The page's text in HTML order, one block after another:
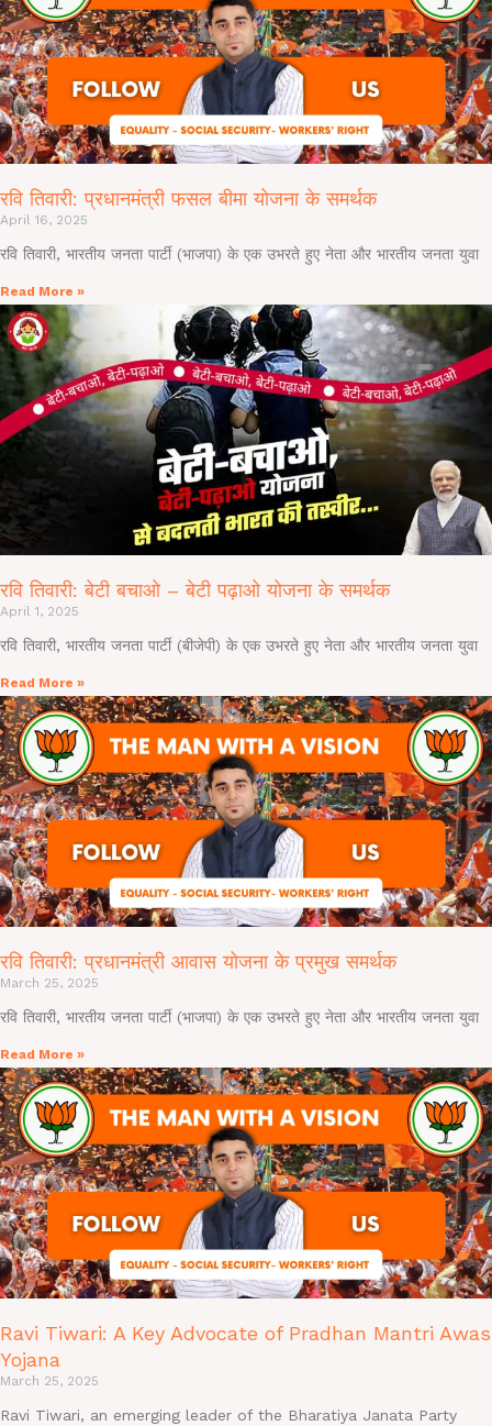
रवि तिवारी: प्रधानमंत्री फसल बीमा योजना के समर्थक
April 16, 2025
रवि तिवारी, भारतीय जनता पार्टी (भाजपा) के एक उभरते हुए नेता और भारतीय जनता युवा
Read More »
रवि तिवारी: बेटी बचाओ – बेटी पढ़ाओ योजना के समर्थक
April 1, 2025
रवि तिवारी, भारतीय जनता पार्टी (बीजेपी) के एक उभरते हुए नेता और भारतीय जनता युवा
Read More »
रवि तिवारी: प्रधानमंत्री आवास योजना के प्रमुख समर्थक
March 25, 2025
रवि तिवारी, भारतीय जनता पार्टी (भाजपा) के एक उभरते हुए नेता और भारतीय जनता युवा
Read More »
Ravi Tiwari: A Key Advocate of Pradhan Mantri Awas
Yojana
March 25, 2025
Ravi Tiwari, an emerging leader of the Bharatiya Janata Party